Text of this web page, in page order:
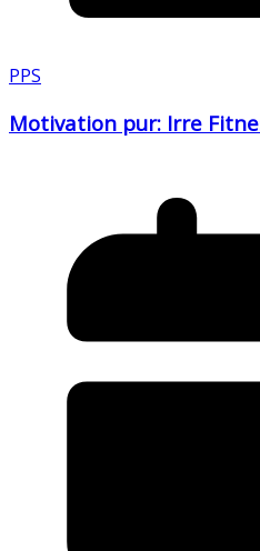
PPS
Motivation pur: Irre